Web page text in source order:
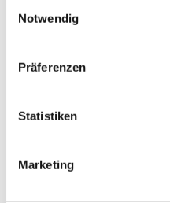
Notwendig
Präferenzen
Statistiken
Marketing